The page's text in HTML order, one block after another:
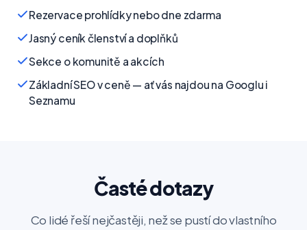
Rezervace prohlídky nebo dne zdarma
Jasný ceník členství a doplňků
Sekce o komunitě a akcích
Základní SEO v ceně — ať vás najdou na Googlu i
Seznamu
Časté dotazy
Co lidé řeší nejčastěji, než se pustí do vlastního